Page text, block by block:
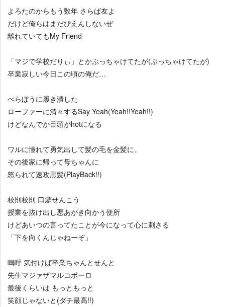
よろたのからもう数年 さらば友よ
だけど俺らはまだぴえんしないぜ
離れていてもMy Friend
「マジで学校だりぃ」とかぶっちゃけてたが(ぶっちゃけてたが)
卒業寂しい今日この頃の俺だ…
べらぼうに履き潰した
ローファーに清々するSay Yeah(Yeah!!Yeah!!)
けどなんでか目頭がhotになる
ワルに憧れて勇気出して髪の毛を金髪に。
その後家に帰って母ちゃんに
怒られて速攻黒髪(PlayBack!!)
校則校則 口癖せんこう
授業を抜け出し悪あがき向かう便所
けどあいつの言ってたことが今になって心に刺さる
「下を向くんじゃねーぞ」
嗚呼 気付けば卒業ちゃんとせんと
先生マジァザマルコポーロ
最後くらいは もっともっと
笑顔じゃないと(ダチ最高!!)